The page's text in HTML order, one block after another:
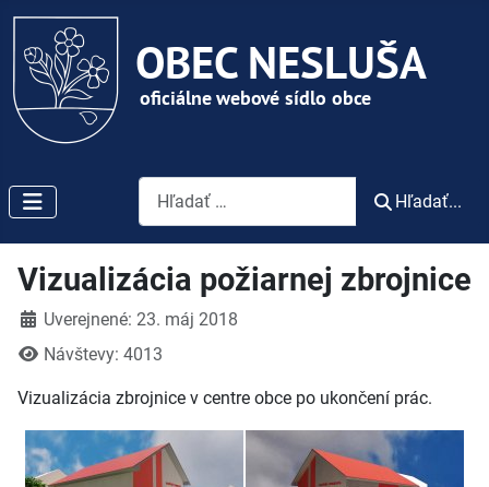
Vyhľadávanie
Hľadať...
Vizualizácia požiarnej zbrojnice
DetailyUverejnené: 23. máj 2018
Návštevy: 4013
Vizualizácia zbrojnice v centre obce po ukončení prác.